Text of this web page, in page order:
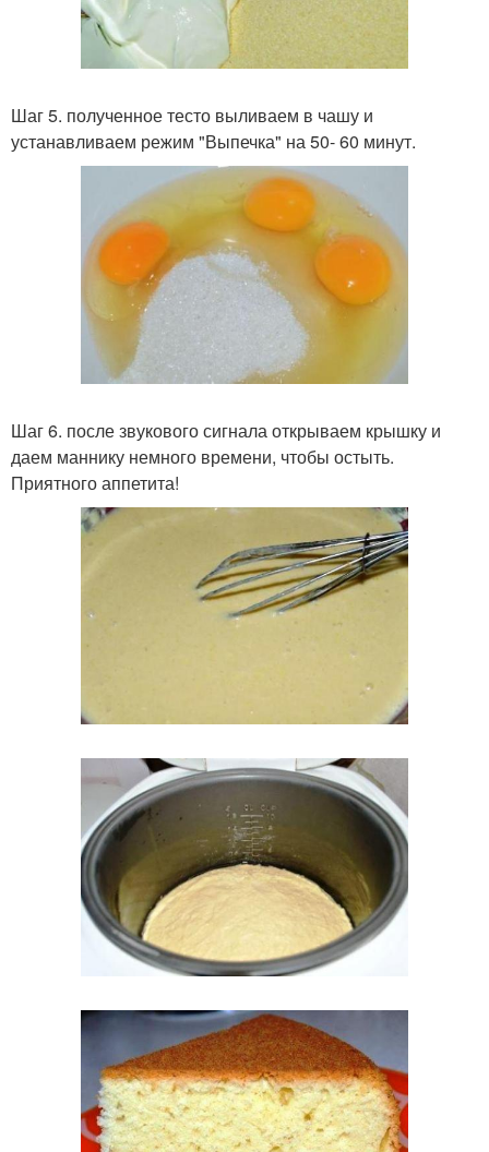
Шаг 5. полученное тесто выливаем в чашу и
устанавливаем режим "Выпечка" на 50- 60 минут.
Шаг 6. после звукового сигнала открываем крышку и
даем маннику немного времени, чтобы остыть.
Приятного аппетита!